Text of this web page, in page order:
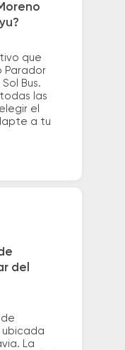
que
Parador
Bus.
las
el
a tu
del
de
ubicada
La